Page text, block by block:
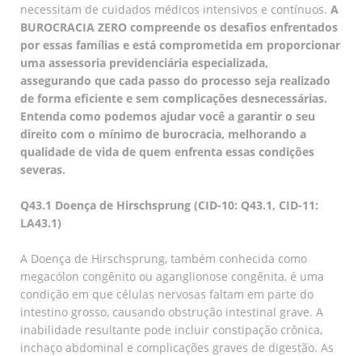
necessitam de cuidados médicos intensivos e contínuos. A
BUROCRACIA ZERO compreende os desafios enfrentados
por essas famílias e está comprometida em proporcionar
uma assessoria previdenciária especializada,
assegurando que cada passo do processo seja realizado
de forma eficiente e sem complicações desnecessárias.
Entenda como podemos ajudar você a garantir o seu
direito com o mínimo de burocracia, melhorando a
qualidade de vida de quem enfrenta essas condições
severas.
Q43.1 Doença de Hirschsprung (CID-10: Q43.1, CID-11:
LA43.1)
A Doença de Hirschsprung, também conhecida como
megacólon congênito ou aganglionose congênita, é uma
condição em que células nervosas faltam em parte do
intestino grosso, causando obstrução intestinal grave. A
inabilidade resultante pode incluir constipação crônica,
inchaço abdominal e complicações graves de digestão. As